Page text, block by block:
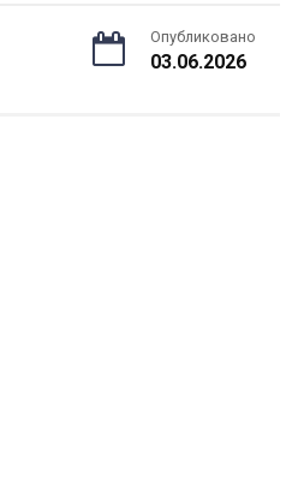
Опубликовано
03.06.2026